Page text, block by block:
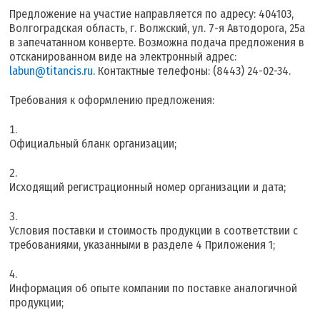
Предложение на участие направляется по адресу: 404103,
Волгоградская область, г. Волжский, ул. 7-я Автодорога, 25а
в запечатанном конверте. Возможна подача предложения в
отсканированном виде на электронный адрес:
labun@titancis.ru. Контактные телефоны: (8443) 24-02-34.
Требования к оформлению предложения:
Официальный бланк организации;
Исходящий регистрационный номер организации и дата;
Условия поставки и стоимость продукции в соответствии с
требованиями, указанными в разделе 4 Приложения 1;
Информация об опыте компании по поставке аналогичной
продукции;